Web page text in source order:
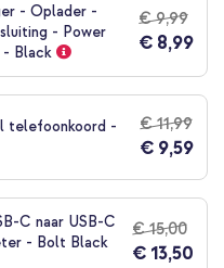
- Oplader -
- Power
- Black
€ 9,99
€ 8,99
telefoonkoord -
€ 11,99
€ 9,59
C naar USB-C
- Bolt Black
€ 15,00
€ 13,50